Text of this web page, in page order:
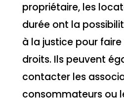
propriétaire, les
durée ont la
à la justice pour
droits. Ils peuvent
contacter les
consommateurs ou